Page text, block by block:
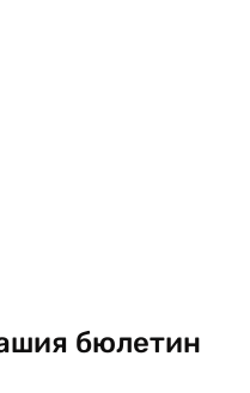
бюлетин